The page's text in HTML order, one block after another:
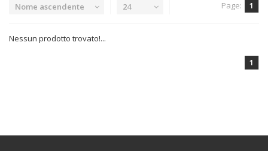
Nome ascendente 24 Page: 1
Nessun prodotto trovato!...
1